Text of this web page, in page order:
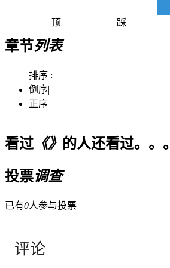
顶 踩
章节列表
排序 :
倒序|
正序
看过《》 的人还看过。。。
投票调查
已有0人参与投票
评论